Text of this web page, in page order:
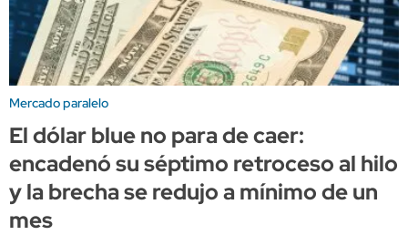
Mercado paralelo
El dólar blue no para de caer:
encadenó su séptimo retroceso al hilo
y la brecha se redujo a mínimo de un
mes